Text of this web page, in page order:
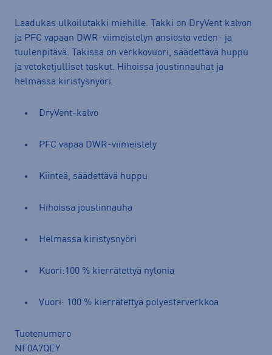
Laadukas ulkoilutakki miehille. Takki on DryVent kalvon
ja PFC vapaan DWR-viimeistelyn ansiosta veden- ja
tuulenpitävä. Takissa on verkkovuori, säädettävä huppu
ja vetoketjulliset taskut. Hihoissa joustinnauhat ja
helmassa kiristysnyöri.
DryVent-kalvo
PFC vapaa DWR-viimeistely
Kiinteä, säädettävä huppu
Hihoissa joustinnauha
Helmassa kiristysnyöri
Kuori:100 % kierrätettyä nylonia
Vuori: 100 % kierrätettyä polyesterverkkoa
Tuotenumero
NF0A7QEY